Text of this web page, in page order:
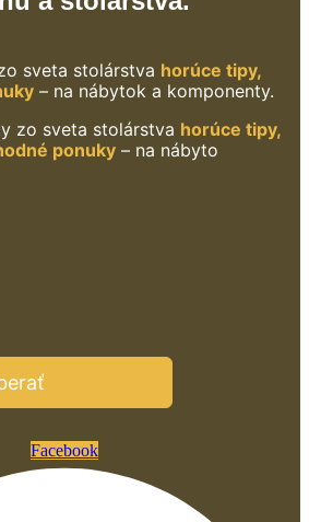
sveta stolárstva horúce tipy,
– na nábytok a komponenty.
zo sveta stolárstva horúce tipy,
ponuky – na nábyto
Facebook